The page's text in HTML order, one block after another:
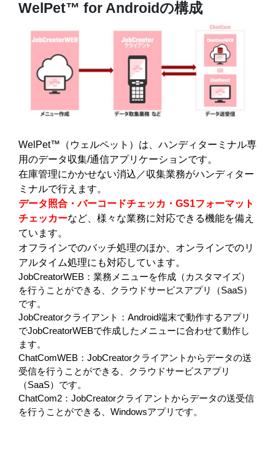
WelPet™ for Androidの構成
WelPet™（ウェルペット）は、ハンディターミナル専
用のデータ収集/通信アプリケーションです。
在庫管理にかかせない消込／収集業務がハンディター
ミナルで行えます。
データ照合・バーコードチェッカ・GS1フォーマット
チェッカーなど、様々な業務に対応できる機能を備え
ています。
オフラインでのバッチ処理のほか、オンラインでのリ
アルタイム処理にも対応しています。
JobCreatorWEB：業務メニューを作成（カスタマイズ）
を行うことができる、クラウドサービスアプリ（SaaS）
です。
JobCreatorクライアント：Android端末で動作するアプリ
でJobCreatorWEBで作成したメニューに合わせて動作し
ます。
ChatComWEB：JobCreatorクライアントからデータの送
受信を行うことができる、クラウドサービスアプリ
（SaaS）です。
ChatCom2：JobCreatorクライアントからデータの送受信
を行うことができる、Windowsアプリです。